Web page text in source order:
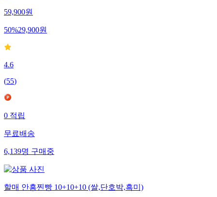
59,900원
50%29,900원
4.6
(55)
0 적립
무료배송
6,139명 구매중
할매 안흥찐빵 10+10+10 (쌀,단호박,흑미)